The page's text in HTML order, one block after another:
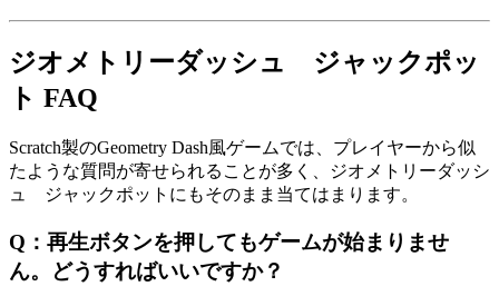
ジオメトリーダッシュ ジャックポッ
ト FAQ
Scratch製のGeometry Dash風ゲームでは、プレイヤーから似
たような質問が寄せられることが多く、ジオメトリーダッシ
ュ ジャックポットにもそのまま当てはまります。
Q：再生ボタンを押してもゲームが始まりませ
ん。どうすればいいですか？